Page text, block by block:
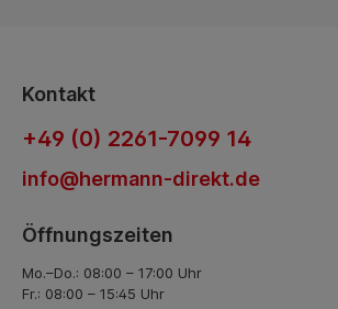
Kontakt
+49 (0) 2261-7099 14
info@hermann-direkt.de
Öffnungszeiten
Mo.–Do.: 08:00 – 17:00 Uhr
Fr.: 08:00 – 15:45 Uhr